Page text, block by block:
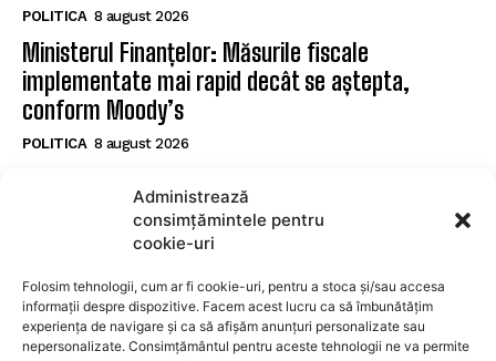
Administrează
consimțămintele pentru
cookie-uri
Folosim tehnologii, cum ar fi cookie-uri, pentru a stoca și/sau accesa
informații despre dispozitive. Facem acest lucru ca să îmbunătățim
experiența de navigare și ca să afișăm anunțuri personalizate sau
nepersonalizate. Consimțământul pentru aceste tehnologii ne va permite
POLITICA 8 august 2026
Ministerul Finanțelor: Măsurile fiscale
implementate mai rapid decât se aștepta,
conform Moody’s
POLITICA 8 august 2026
reconfirmarea ratingului României de către
SUBSCRIBE